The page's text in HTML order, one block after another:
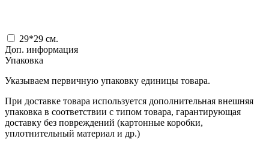
29*29 см.
Доп. информация
Упаковка
Указываем первичную упаковку единицы товара.
При доставке товара используется дополнительная внешняя
упаковка в соответствии с типом товара, гарантирующая
доставку без повреждений (картонные коробки,
уплотнительный материал и др.)